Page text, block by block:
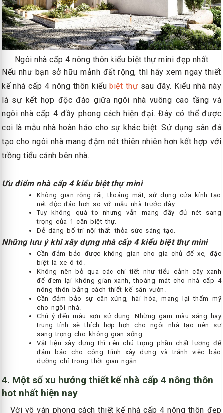
Ngôi nhà cấp 4 nông thôn kiểu biệt thự mini đẹp nhất
Nếu như bạn sở hữu mảnh đất rộng, thì hãy xem ngay thiết
kế nhà cấp 4 nông thôn kiểubiệt thự sau đây. Kiểu nhà này
là sự kết hợp độc đáo giữa ngôi nhà vuông cao tầng và
ngôi nhà cấp 4 đầy phong cách hiện đại. Đây có thể được
coi là mẫu nhà hoàn hảo cho sự khác biệt. Sử dụng sân đá
tạo cho ngôi nhà mang đậm nét thiên nhiên hơn kết hợp với
trồng tiểu cảnh bên nhà.
Ưu điểm nhà cấp 4 kiểu biệt thự mini
Không gian rộng rãi, thoáng mát, sử dụng cửa kính tạo
nét độc đáo hơn so với mẫu nhà trước đây.
Tuy không quá to nhưng vẫn mang đầy đủ nét sang
trọng của 1 căn biệt thự.
Dễ dàng bố trí nội thất, thỏa sức sáng tạo.
Những lưu ý khi xây dựng nhà cấp 4 kiểu biệt thự mini
Cần đảm bảo được không gian cho gia chủ để xe, đặc
biệt là xe ô tô.
Không nên bỏ qua các chi tiết như tiểu cảnh cây xanh
để đem lại không gian xanh, thoáng mát cho nhà cấp 4
nông thôn bằng cách thiết kế sân vườn.
Cần đảm bảo sự cân xứng, hài hòa, mang lại thẩm mỹ
cho ngôi nhà.
Chú ý đến màu sơn sử dụng. Những gam màu sáng hay
trung tính sẽ thích hợp hơn cho ngôi nhà tạo nên sự
sang trọng cho không gian sống.
Vật liệu xây dựng thì nên chú trọng phần chất lượng để
đảm bảo cho công trình xây dựng và tránh việc bảo
dưỡng chỉ trong thời gian ngắn.
4. Một số xu hướng thiết kế nhà cấp 4 nông thôn
hot nhất hiện nay
Với vô vàn phong cách thiết kế nhà cấp 4 nông thôn đẹp